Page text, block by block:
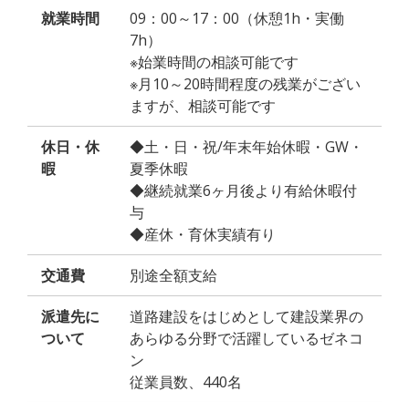
就業時間
09：00～17：00（休憩1h・実働
7h）
※始業時間の相談可能です
※月10～20時間程度の残業がござい
ますが、相談可能です
休日・休
暇
◆土・日・祝/年末年始休暇・GW・
夏季休暇
◆継続就業6ヶ月後より有給休暇付
与
◆産休・育休実績有り
交通費 別途全額支給
派遣先に
ついて
道路建設をはじめとして建設業界の
あらゆる分野で活躍しているゼネコ
ン
従業員数、440名